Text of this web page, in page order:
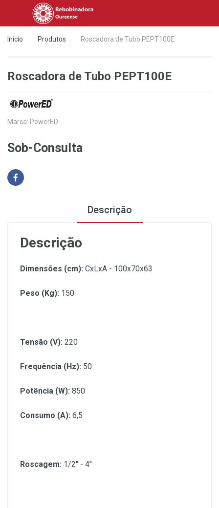
Início Produtos Roscadora de Tubo PEPT100E
Roscadora de Tubo PEPT100E
Marca: PowerED
Sob-Consulta
Descrição
Descrição
Dimensões (cm): CxLxA - 100x70x63
Peso (Kg): 150
Tensão (V): 220
Frequência (Hz): 50
Potência (W): 850
Consumo (A): 6,5
Roscagem: 1/2" - 4"